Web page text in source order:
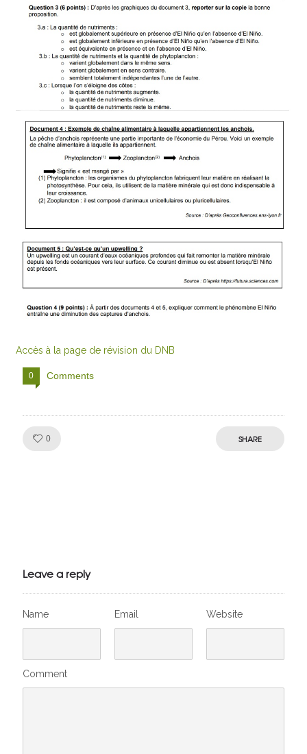
Accès à la page de révision du DNB
0 Comments
0 SHARE
Leave a reply
Name Email Website
Comment